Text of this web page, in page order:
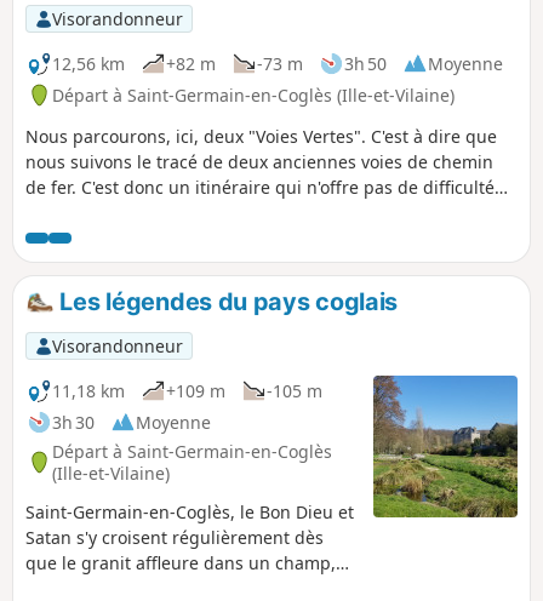
Visorandonneur
12,56 km
+82 m -73 m 3h 50
Moyenne
Départ à Saint-Germain-en-Coglès (Ille-et-Vilaine)
Nous parcourons, ici, deux "Voies Vertes". C'est à dire que
nous suivons le tracé de deux anciennes voies de chemin
de fer. C'est donc un itinéraire qui n'offre pas de difficulté
Les légendes du pays coglais
Visorandonneur
11,18 km
+109 m
-105 m
3h 30
Moyenne
Départ à Saint-Germain-en-Coglès
(Ille-et-Vilaine)
Saint-Germain-en-Coglès, le Bon Dieu et
Satan s'y croisent régulièrement dès
que le granit affleure dans un champ,